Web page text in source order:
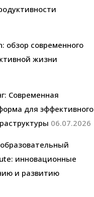
обзор современного
жизни
Современная
для эффективного
06.07.2026
инновационные
и развитию